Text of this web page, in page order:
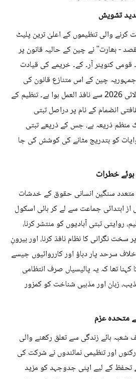
تشویش
کرنے والی تنظیموں کے اعلیٰ ترین پلیٹ
- بھارت'' نے چین کے حالیہ قانون پر
کنوینر آر۔ کے۔ خریمے کی قیادت
چین کے اس متنازع قانون کی
مذمت کی گئی جو یکم جولائی 2026 سے نافذ العمل ہوا ہے۔ تنظیم کے
انضمام کے نام پر دراصل تبتی
منظم ذریعہ ہے، جس کے ذریعے تبتی
کو بتدریج مٹانے کی کوشش کی جا
ہوئے خطرات
متعدد سنگین انسانی حقوق کے خدشات
ابتدائی جماعت سے لے کر ہائی اسکول
روایتی تبتی آبادیوں کو منتشر کرنا،
نگرانی کا نظام نافذ کرنا، اور بیرونِ
سرحد پار دباؤ اور کارروائیوں جیسے
کہنا تھا کہ یہ پالیسیاں صرف انتظامی
زبان اور مذہبی شناخت کو کمزور
متحدہ عزم
شعبہ ہائے زندگی سے تعلق رکھنے والی
اور تنظیمی نمائندوں نے شرکت کی
تحفظ کے لیے اپنی جدوجہد کو مزید